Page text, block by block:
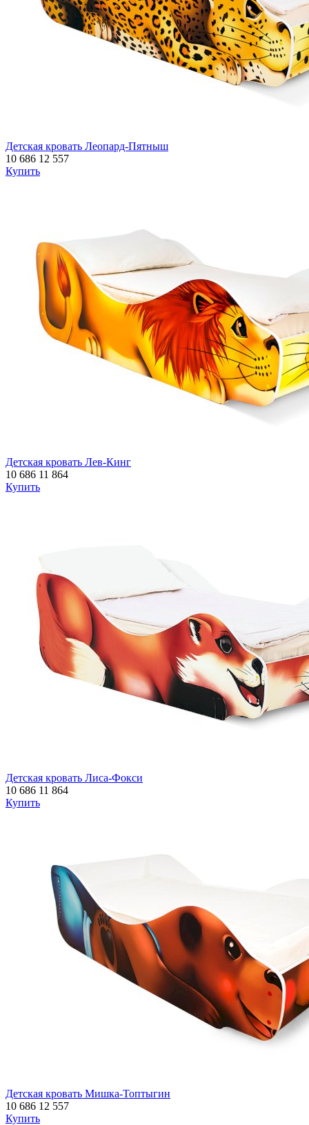
Детская кровать Леопард-Пятныш
10 686 12 557
Купить
Детская кровать Лев-Кинг
10 686 11 864
Купить
Детская кровать Лиса-Фокси
10 686 11 864
Купить
Детская кровать Мишка-Топтыгин
10 686 12 557
Купить